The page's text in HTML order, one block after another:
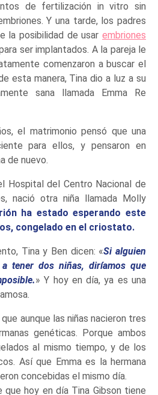
de fertilización in vitro sin
Y una tarde, los padres
la posibilidad de usar embriones
ser implantados. A la pareja le
comenzaron a buscar el
esta manera, Tina dio a luz a su
sana llamada Emma Re
el matrimonio pensó que una
para ellos, y pensaron en
de nuevo.
Hospital del Centro Nacional de
nació otra niña llamada Molly
ha estado esperando este
congelado en el criostato.
Tina y Ben dicen: «Si alguien
tener dos niñas, diríamos que
» Y hoy en día, ya es una
aunque las niñas nacieron tres
genéticas. Porque ambos
al mismo tiempo, y de los
Así que Emma es la hermana
concebidas el mismo día.
que hoy en día Tina Gibson tiene